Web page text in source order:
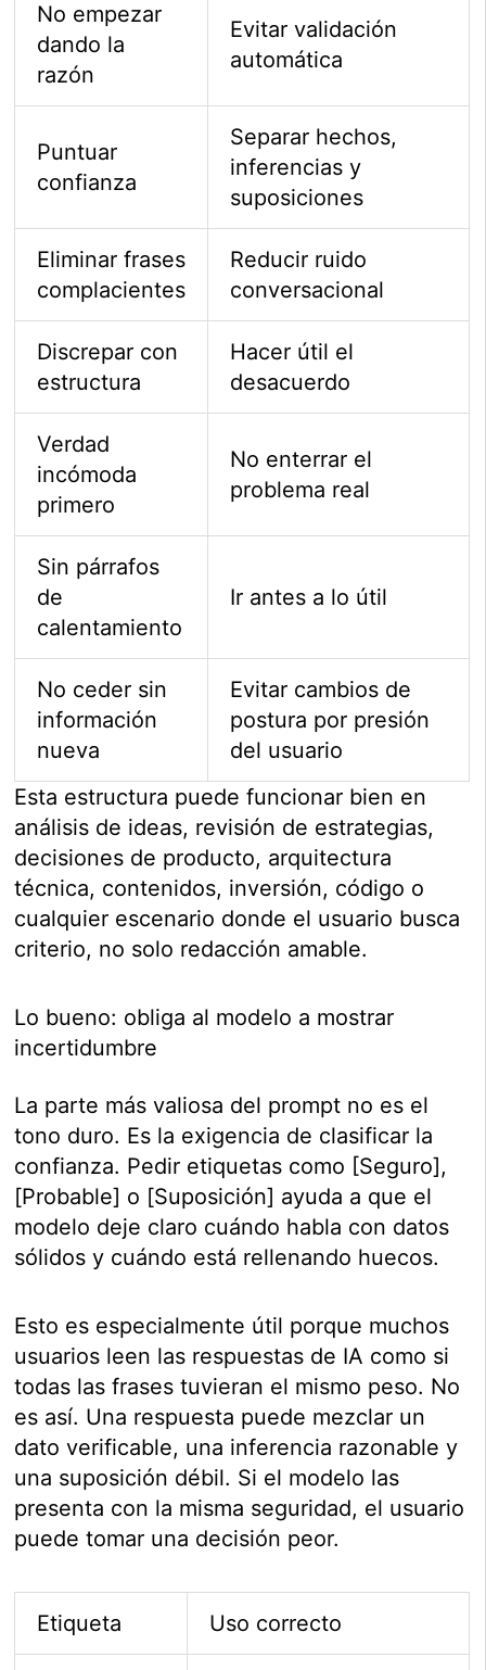
No empezar
dando la
razón
Evitar validación
automática
Puntuar
confianza
Separar hechos,
inferencias y
suposiciones
Eliminar frases
complacientes
Reducir ruido
conversacional
Discrepar con
estructura
Hacer útil el
desacuerdo
Verdad
incómoda
primero
No enterrar el
problema real
Sin párrafos
de
calentamiento
Ir antes a lo útil
No ceder sin
información
nueva
Evitar cambios de
postura por presión
del usuario
Esta estructura puede funcionar bien en
análisis de ideas, revisión de estrategias,
decisiones de producto, arquitectura
técnica, contenidos, inversión, código o
cualquier escenario donde el usuario busca
criterio, no solo redacción amable.
Lo bueno: obliga al modelo a mostrar
incertidumbre
La parte más valiosa del prompt no es el
tono duro. Es la exigencia de clasificar la
confianza. Pedir etiquetas como [Seguro],
[Probable] o [Suposición] ayuda a que el
modelo deje claro cuándo habla con datos
sólidos y cuándo está rellenando huecos.
Esto es especialmente útil porque muchos
usuarios leen las respuestas de IA como si
todas las frases tuvieran el mismo peso. No
es así. Una respuesta puede mezclar un
dato verificable, una inferencia razonable y
una suposición débil. Si el modelo las
presenta con la misma seguridad, el usuario
puede tomar una decisión peor.
Etiqueta Uso correcto